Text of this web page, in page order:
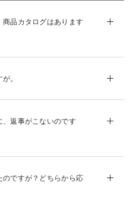
品カタログはあります
。
、返事がこないのです
ですが？どちらから応